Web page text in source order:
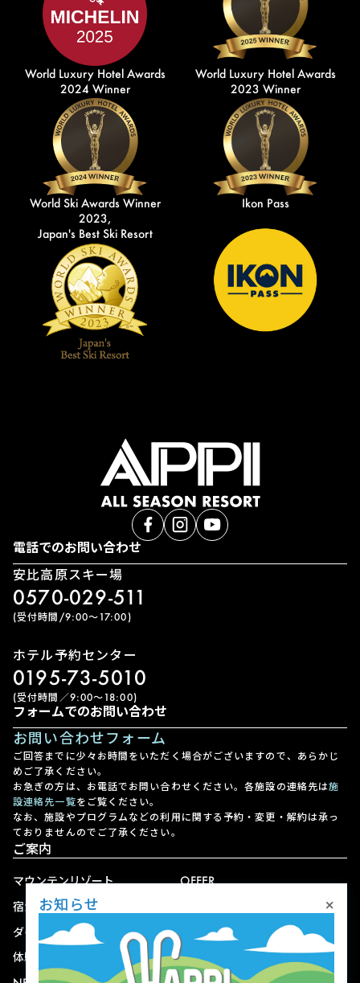
World Luxury Hotel Awards
2024 Winner
World Luxury Hotel Awards
2023 Winner
World Ski Awards Winner
2023,
Japan's Best Ski Resort
Ikon Pass
電話でのお問い合わせ
安比高原スキー場
0570-029-511
(受付時間/9:00〜17:00)
ホテル予約センター
0195-73-5010
(受付時間／9:00〜18:00)
フォームでのお問い合わせ
お問い合わせフォーム
ご回答までに少々お時間をいただく場合がございますので、あらかじ
めご了承ください。
お急ぎの方は、お電話でお問い合わせください。各施設の連絡先は施
設連絡先一覧をご覧ください。
なお、施設やプログラムなどの利用に関する予約・変更・解約は承っ
ておりませんのでご了承ください。
ご案内
マウンテンリゾート
宿泊
ダイニング
体験
OFFER
ショップ
お知らせ ×